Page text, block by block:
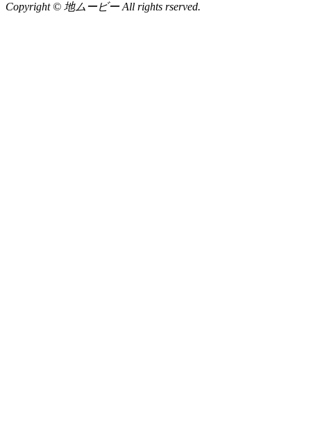
Copyright © 地ムービー All rights rserved.